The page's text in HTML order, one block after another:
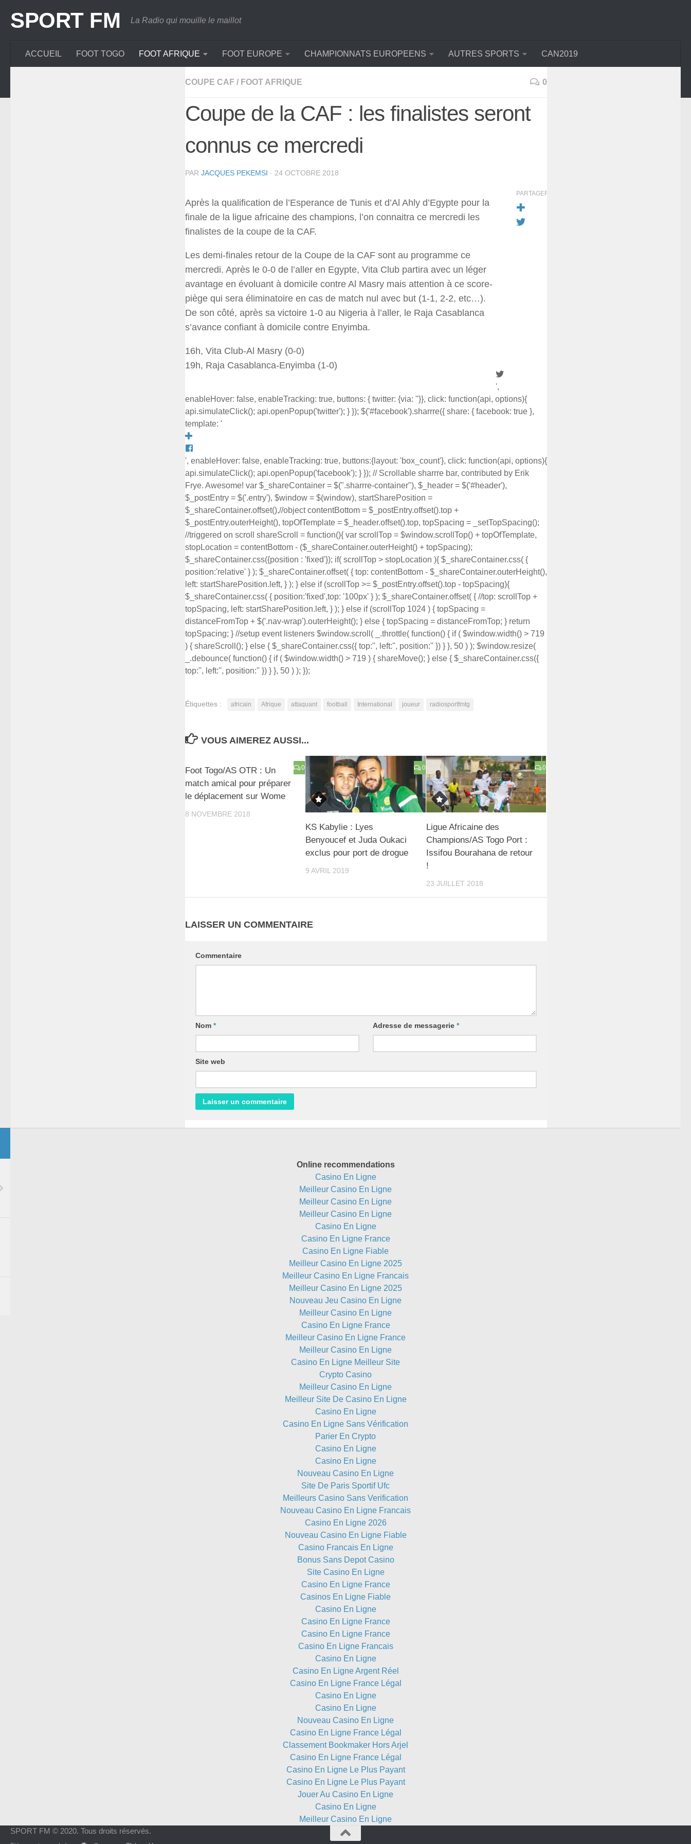
content
SPORT FM La Radio qui mouille le maillot
ACCUEIL FOOT TOGO FOOT AFRIQUE FOOT EUROPE CHAMPIONNATS EUROPEENS AUTRES SPORTS CAN2019
COUPE CAF / FOOT AFRIQUE 0
Coupe de la CAF : les finalistes seront
connus ce mercredi
PAR JACQUES PEKEMSI · 24 OCTOBRE 2018
Après la qualification de l’Esperance de Tunis et d’Al Ahly d’Egypte pour la
finale de la ligue africaine des champions, l’on connaitra ce mercredi les
finalistes de la coupe de la CAF.
Les demi-finales retour de la Coupe de la CAF sont au programme ce
mercredi. Après le 0-0 de l’aller en Egypte, Vita Club partira avec un léger
avantage en évoluant à domicile contre Al Masry mais attention à ce score-
piège qui sera éliminatoire en cas de match nul avec but (1-1, 2-2, etc…).
De son côté, après sa victoire 1-0 au Nigeria à l’aller, le Raja Casablanca
s’avance confiant à domicile contre Enyimba.
16h, Vita Club-Al Masry (0-0)
19h, Raja Casablanca-Enyimba (1-0)
PARTAGER
',
enableHover: false, enableTracking: true, buttons: { twitter: {via: ''}}, click: function(api, options){
api.simulateClick(); api.openPopup('twitter'); } }); $('#facebook').sharrre({ share: { facebook: true },
template: '
', enableHover: false, enableTracking: true, buttons:{layout: 'box_count'}, click: function(api, options){
api.simulateClick(); api.openPopup('facebook'); } }); // Scrollable sharrre bar, contributed by Erik
Frye. Awesome! var $_shareContainer = $(".sharrre-container"), $_header = $('#header'),
$_postEntry = $('.entry'), $window = $(window), startSharePosition =
$_shareContainer.offset(),//object contentBottom = $_postEntry.offset().top +
$_postEntry.outerHeight(), topOfTemplate = $_header.offset().top, topSpacing = _setTopSpacing();
//triggered on scroll shareScroll = function(){ var scrollTop = $window.scrollTop() + topOfTemplate,
stopLocation = contentBottom - ($_shareContainer.outerHeight() + topSpacing);
$_shareContainer.css({position : 'fixed'}); if( scrollTop > stopLocation ){ $_shareContainer.css( {
position:'relative' } ); $_shareContainer.offset( { top: contentBottom - $_shareContainer.outerHeight(),
left: startSharePosition.left, } ); } else if (scrollTop >= $_postEntry.offset().top - topSpacing){
$_shareContainer.css( { position:'fixed',top: '100px' } ); $_shareContainer.offset( { //top: scrollTop +
topSpacing, left: startSharePosition.left, } ); } else if (scrollTop 1024 ) { topSpacing =
distanceFromTop + $('.nav-wrap').outerHeight(); } else { topSpacing = distanceFromTop; } return
topSpacing; } //setup event listeners $window.scroll( _.throttle( function() { if ( $window.width() > 719
) { shareScroll(); } else { $_shareContainer.css({ top:'', left:'', position:'' }) } }, 50 ) ); $window.resize(
_.debounce( function() { if ( $window.width() > 719 ) { shareMove(); } else { $_shareContainer.css({
top:'', left:'', position:'' }) } }, 50 ) ); });
Étiquettes : africain Afrique attaquant football International joueur radiosportfmtg
VOUS AIMEREZ AUSSI...
0
Foot Togo/AS OTR : Un
match amical pour préparer
le déplacement sur Wome
8 NOVEMBRE 2018
0
KS Kabylie : Lyes
Benyoucef et Juda Oukaci
exclus pour port de drogue
9 AVRIL 2019
0
Ligue Africaine des
Champions/AS Togo Port :
Issifou Bourahana de retour
!
23 JUILLET 2018
LAISSER UN COMMENTAIRE
Commentaire
Nom * Adresse de messagerie*
Site web
Online recommendations
Casino En Ligne
Meilleur Casino En Ligne
Meilleur Casino En Ligne
Meilleur Casino En Ligne
Casino En Ligne
Casino En Ligne France
Casino En Ligne Fiable
Meilleur Casino En Ligne 2025
Meilleur Casino En Ligne Francais
Meilleur Casino En Ligne 2025
Nouveau Jeu Casino En Ligne
Meilleur Casino En Ligne
Casino En Ligne France
Meilleur Casino En Ligne France
Meilleur Casino En Ligne
Casino En Ligne Meilleur Site
Crypto Casino
Meilleur Casino En Ligne
Meilleur Site De Casino En Ligne
Casino En Ligne
Casino En Ligne Sans Vérification
Parier En Crypto
Casino En Ligne
Casino En Ligne
Nouveau Casino En Ligne
Site De Paris Sportif Ufc
Meilleurs Casino Sans Verification
Nouveau Casino En Ligne Francais
Casino En Ligne 2026
Nouveau Casino En Ligne Fiable
Casino Francais En Ligne
Bonus Sans Depot Casino
Site Casino En Ligne
Casino En Ligne France
Casinos En Ligne Fiable
Casino En Ligne
Casino En Ligne France
Casino En Ligne France
Casino En Ligne Francais
Casino En Ligne
Casino En Ligne Argent Réel
Casino En Ligne France Légal
Casino En Ligne
Casino En Ligne
Nouveau Casino En Ligne
Casino En Ligne France Légal
Classement Bookmaker Hors Arjel
Casino En Ligne France Légal
Casino En Ligne Le Plus Payant
Casino En Ligne Le Plus Payant
Jouer Au Casino En Ligne
Casino En Ligne
Meilleur Casino En Ligne
SPORT FM © 2020. Tous droits réservés.